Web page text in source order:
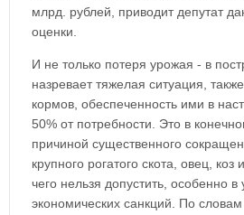
млрд. рублей, приводит депутат
оценки.
И не только потеря урожая - в
назревает тяжелая ситуация,
кормов, обеспеченность ими в
50% от потребности. Это в
причиной существенного
крупного рогатого скота, овец,
чего нельзя допустить, особенно в
экономических санкций. По